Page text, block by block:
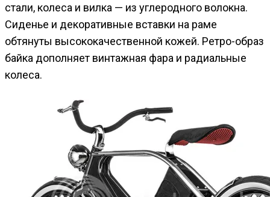
стали, колеса и вилка — из углеродного волокна.
Сиденье и декоративные вставки на раме
обтянуты высококачественной кожей. Ретро-образ
байка дополняет винтажная фара и радиальные
колеса.